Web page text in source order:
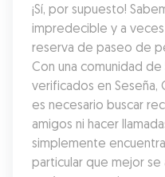
¡Sí, por supuesto!
impredecible y a
reserva de paseo de
Con una comunidad
verificados en
es necesario buscar
amigos ni hacer
simplemente
particular que mejor